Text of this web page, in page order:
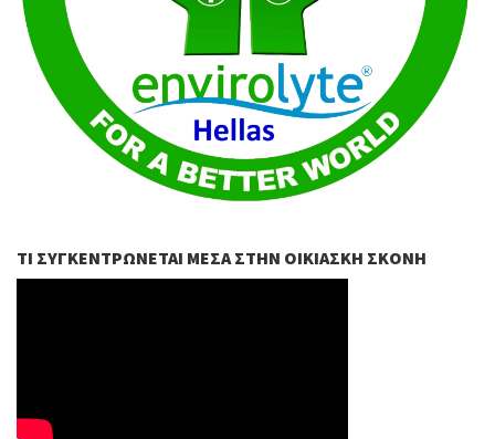
ΤΙ ΣΥΓΚΕΝΤΡΏΝΕΤΑΙ ΜΈΣΑ ΣΤΗΝ ΟΙΚΙΑΣΚΉ ΣΚΌΝΗ